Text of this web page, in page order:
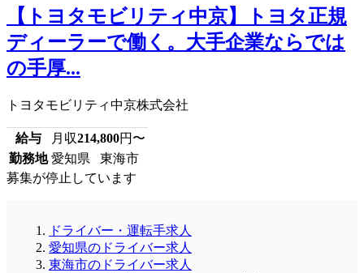
【トヨタモビリティ中京】トヨタ正規
ディーラーで働く。大手企業ならでは
の手厚...
トヨタモビリティ中京株式会社
給与 月収214,800円〜
勤務地 愛知県 東海市
募集が停止しています
ドライバー・運転手求人
愛知県のドライバー求人
東海市のドライバー求人